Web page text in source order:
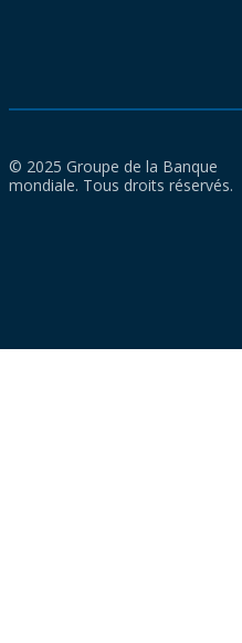
© 2025 Groupe de la Banque
mondiale. Tous droits réservés.